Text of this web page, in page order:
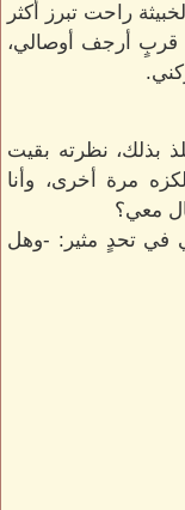
راحت تبرز أكثر
قربٍ أرجف أوصالي،
بذلك، نظرته بقيت
مرة أخرى، وأنا
معي؟
في تحدٍ مثير: -وهل